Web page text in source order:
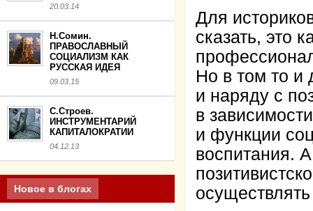
20.03.14
Н.Сомин.
ПРАВОСЛАВНЫЙ
СОЦИАЛИЗМ КАК
РУССКАЯ ИДЕЯ
09.03.15
С.Строев.
ИНСТРУМЕНТАРИЙ
КАПИТАЛОКРАТИИ
04.12.13
Новое в блогах
Для
сказать, это
Но в том то и
и наряду с
в
и функции
воспитания.